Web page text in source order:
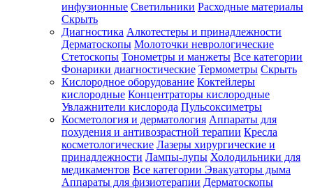
инфузионные Светильники Расходные материалы
Скрыть
Диагностика Алкотестеры и принадлежности
Дерматоскопы Молоточки неврологические
Стетоскопы Тонометры и манжеты Все категории
Фонарики диагностические Термометры Скрыть
Кислородное оборудование Коктейлеры
кислородные Концентраторы кислородные
Увлажнители кислорода Пульсоксиметры
Косметология и дерматология Аппараты для
похудения и антивозрастной терапии Кресла
косметологические Лазеры хирургические и
принадлежности Лампы-лупы Холодильники для
медикаментов Все категории Эвакуаторы дыма
Аппараты для физиотерапии Дерматоскопы